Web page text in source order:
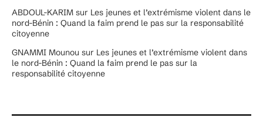
ABDOUL-KARIM sur Les jeunes et l’extrémisme violent dans le
nord-Bénin : Quand la faim prend le pas sur la responsabilité
citoyenne
GNAMMI Mounou sur Les jeunes et l’extrémisme violent dans
le nord-Bénin : Quand la faim prend le pas sur la
responsabilité citoyenne